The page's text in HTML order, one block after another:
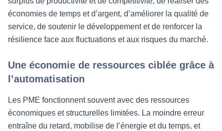
économies de temps et d’argent, d’améliorer la qualité de
service, de soutenir le développement et de renforcer la
résilience face aux fluctuations et aux risques du marché.
Une économie de ressources ciblée grâce à
l’automatisation
Les PME fonctionnent souvent avec des ressources
économiques et structurelles limitées. La moindre erreur
entraîne du retard, mobilise de l’énergie et du temps, et